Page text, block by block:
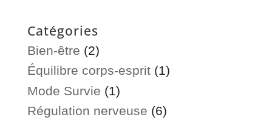
Catégories
Bien-être (2)
Équilibre corps-esprit(1)
Mode Survie (1)
Régulation nerveuse (6)